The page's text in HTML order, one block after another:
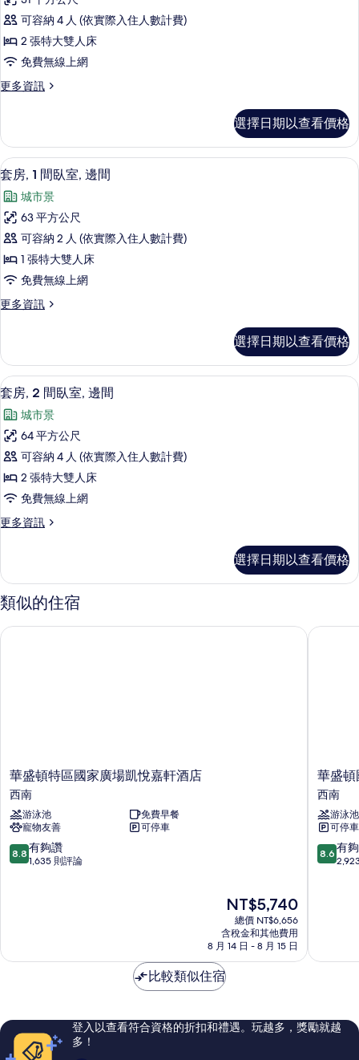
的
所
有
相
無
礙
的
情
豪
華
客
房,
多
床,
無
障
礙
的
所
有
相
片
可容納 4 人 (依實際入住人數計費)
2 張特大雙人床
免費無線上網
更多資訊
更
客
房,
多
床,
無
礙
的
詳
情
選擇日期以查看價格
顯
示
套
房,
1
間
臥
室,
間
的
所
有
相
片
10
套房, 1 間臥室, 邊間
城市景
63 平方公尺
可容納 2 人 (依實際入住人數計費)
1 張特大雙人床
免費無線上網
更多資訊
更
1
間
臥
邊
間
詳
情
選擇日期以查看價格
顯
示
套
房,
2
間
臥
室,
間
的
所
有
套房, 2 間臥室, 邊間 | 起居區 | 65-吋
11
套房, 2 間臥室, 邊間
城市景
64 平方公尺
可容納 4 人 (依實際入住人數計費)
2 張特大雙人床
免費無線上網
更多資訊
更
2
間
臥
邊
選擇日期以查看價格
類似的住宿
華
盛
頓
特
區
國
家
酒
華盛頓特區國家廣場凱悅嘉軒酒店
西南
游泳池
免費早餐
寵物友善
可停車
8.8
分，
讚，
論
8.8 有夠讚
1,635 則評論
現
在
價
格
為
NT$5,740
NT$5,740
總價 NT$6,656
含稅金和其他費用
8 月 14 日 - 8 月 15 日
華盛頓特區國家廣場凱悅嘉軒酒店
華
盛
頓
國
會
山
智
旗
西
南
華盛頓
西南
游泳池
可停車
8.6
分，
讚，
論
8.6 有
華盛頓
比較類似住宿
登入以查看符合資格的折扣和禮遇。玩越多，獎勵就越
多！